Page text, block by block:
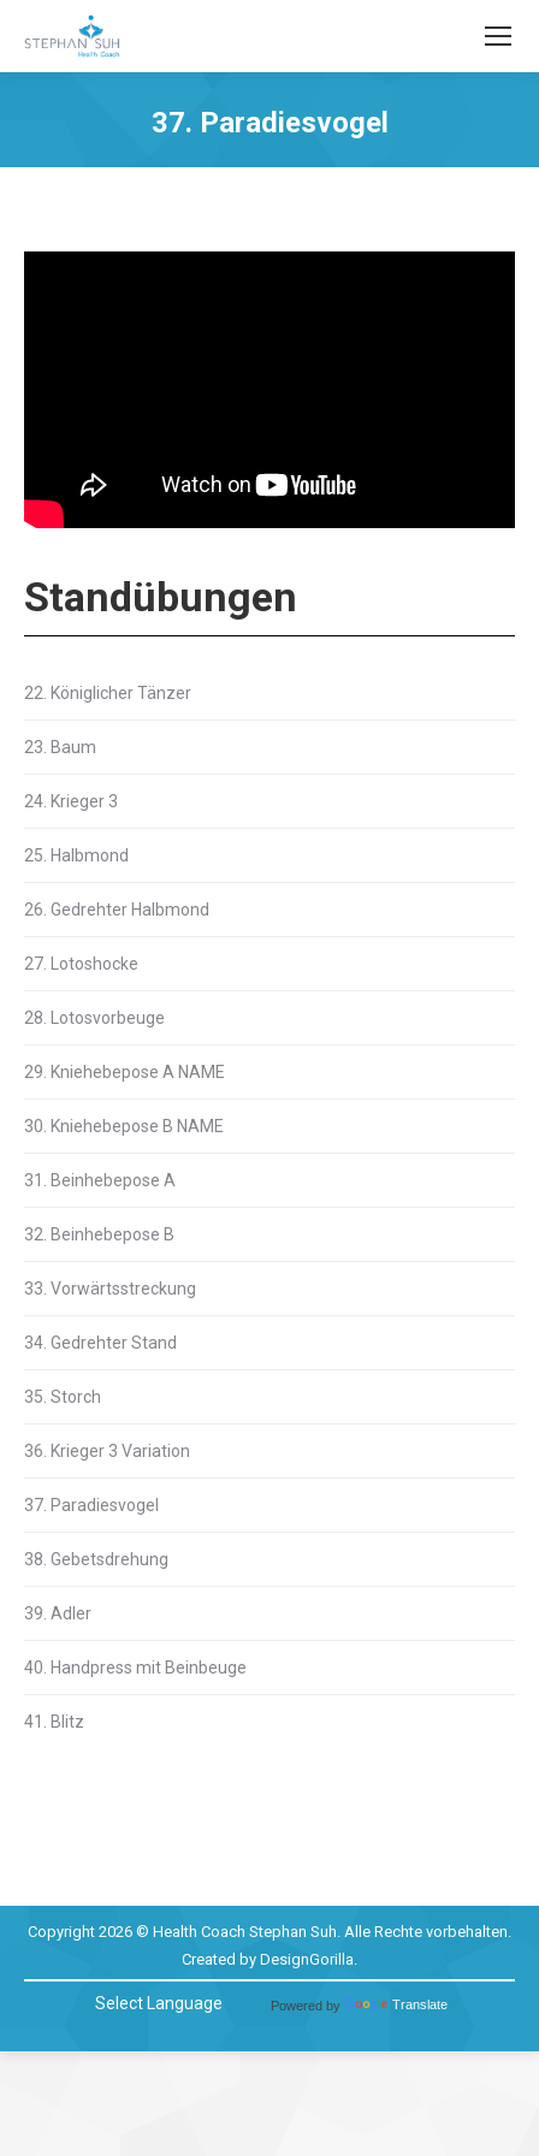
37. Paradiesvogel
Standübungen
22. Königlicher Tänzer
23. Baum
24. Krieger 3
25. Halbmond
26. Gedrehter Halbmond
27. Lotoshocke
28. Lotosvorbeuge
29. Kniehebepose A NAME
30. Kniehebepose B NAME
31. Beinhebepose A
32. Beinhebepose B
33. Vorwärtsstreckung
34. Gedrehter Stand
35. Storch
36. Krieger 3 Variation
37. Paradiesvogel
38. Gebetsdrehung
39. Adler
40. Handpress mit Beinbeuge
41. Blitz
Copyright 2026 © Health Coach Stephan Suh. Alle Rechte vorbehalten.
Created by DesignGorilla
Powered by Translate